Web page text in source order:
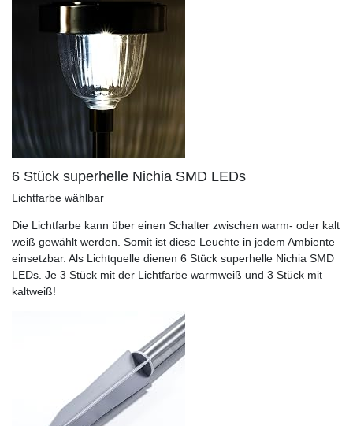
6 Stück superhelle Nichia SMD LEDs
Lichtfarbe wählbar
Die Lichtfarbe kann über einen Schalter zwischen warm- oder kalt
weiß gewählt werden. Somit ist diese Leuchte in jedem Ambiente
einsetzbar. Als Lichtquelle dienen 6 Stück superhelle Nichia SMD
LEDs. Je 3 Stück mit der Lichtfarbe warmweiß und 3 Stück mit
kaltweiß!